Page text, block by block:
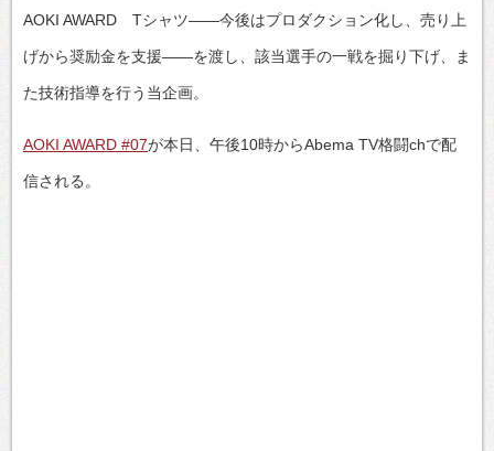
AOKI AWARD Tシャツ――今後はプロダクション化し、売り上
げから奨励金を支援――を渡し、該当選手の一戦を掘り下げ、ま
た技術指導を行う当企画。
AOKI AWARD #07が本日、午後10時からAbema TV格闘chで配
信される。